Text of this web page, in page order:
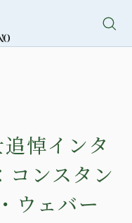
追悼インタ
ンスタン
ウェバー